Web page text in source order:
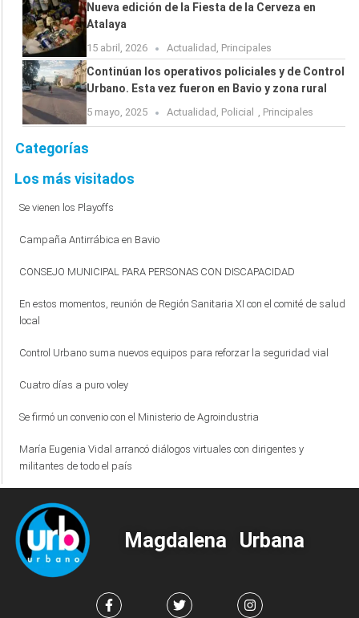
Nueva edición de la Fiesta de la Cerveza en
Atalaya
15 abril, 2026 Actualidad , Principales
Continúan los operativos policiales y de Control
Urbano. Esta vez fueron en Bavio y zona rural
5 mayo, 2025 Actualidad , Policial , Principales
Categorías
Los más visitados
Se vienen los Playoffs
Campaña Antirrábica en Bavio
CONSEJO MUNICIPAL PARA PERSONAS CON DISCAPACIDAD
En estos momentos, reunión de Región Sanitaria XI con el comité de salud
local
Control Urbano suma nuevos equipos para reforzar la seguridad vial
Cuatro días a puro voley
Se firmó un convenio con el Ministerio de Agroindustria
María Eugenia Vidal arrancó diálogos virtuales con dirigentes y
militantes de todo el país
Magdalena Urbana